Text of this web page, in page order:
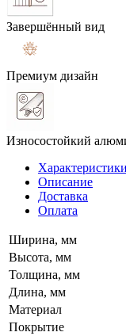
Завершённый вид
Премиум дизайн
Износостойкий
Характеристики
Описание
Доставка
Оплата
Ширина, мм
Высота, мм
Толщина, мм
Длина, мм
Материал
Покрытие